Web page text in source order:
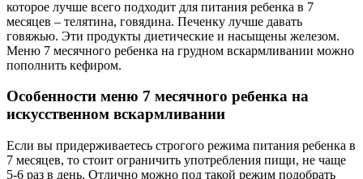
которое лучше всего подходит для питания ребенка в 7
месяцев – телятина, говядина. Печенку лучше давать
говяжью. Эти продукты диетические и насыщены железом.
Меню 7 месячного ребенка на грудном вскармливании можно
пополнить кефиром.
Особенности меню 7 месячного ребенка на
искусственном вскармливании
Если вы придерживаетесь строгого режима питания ребенка в
7 месяцев, то стоит ограничить употребления пищи, не чаще
5-6 раз в день. Отлично можно под такой режим подобрать